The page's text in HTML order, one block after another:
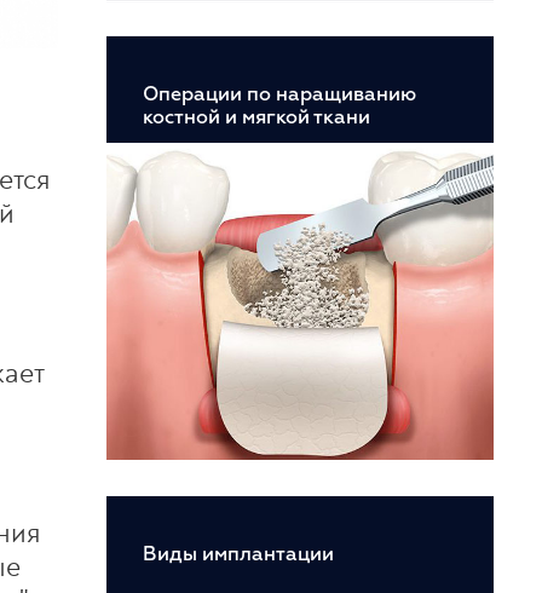
Операции по наращиванию
костной и мягкой ткани
Виды имплантации